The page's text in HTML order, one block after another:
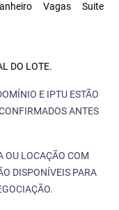
Vagas
Suite
DO LOTE.
E IPTU ESTÃO
ANTES
OU LOCAÇÃO COM
DISPONÍVEIS PARA